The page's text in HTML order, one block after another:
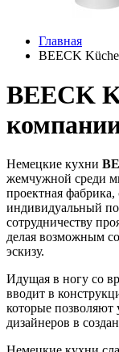
Главная
BEECK
BEECK
Немецкие кухни
жемчужной среди
проектная
индивидуальный
сотрудничеству
делая возможным
эскизу.
Идущая в ногу со
вводит в
которые позволяют
дизайнеров в